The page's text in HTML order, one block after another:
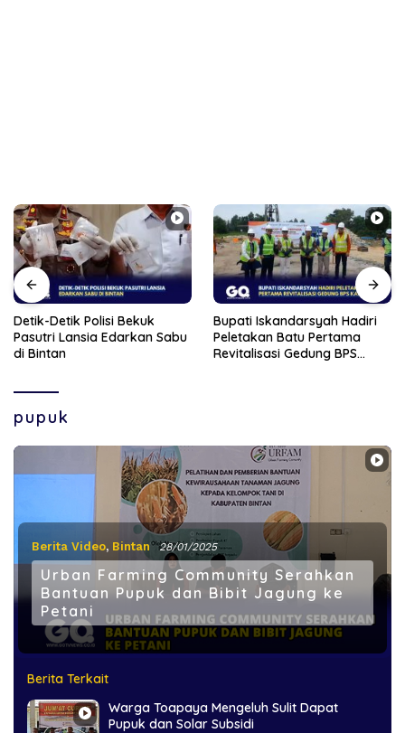
Detik-Detik Polisi Bekuk
Pasutri Lansia Edarkan Sabu
di Bintan
Bupati Iskandarsyah Hadiri
Peletakan Batu Pertama
Revitalisasi Gedung BPS
pupuk
Berita Video, Bintan 28/01/2025
Urban Farming Community Serahkan
Bantuan Pupuk dan Bibit Jagung ke
Petani
Berita Terkait
Warga Toapaya Mengeluh Sulit Dapat
Pupuk dan Solar Subsidi